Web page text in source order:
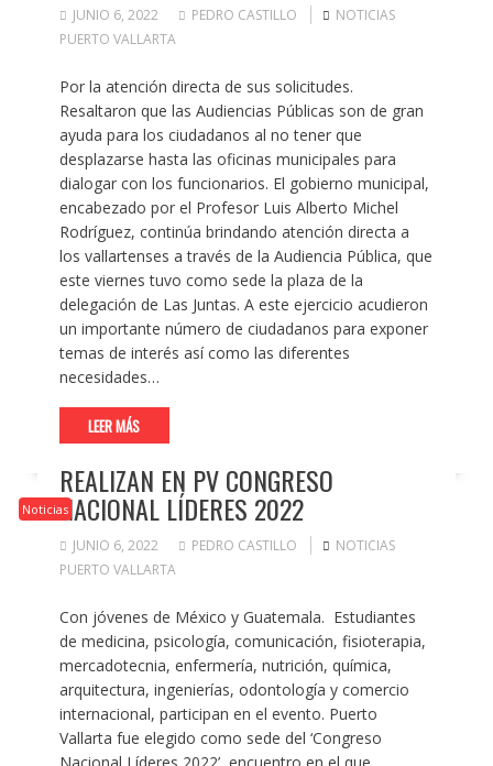
JUNIO 6, 2022 PEDRO CASTILLO
NOTICIAS
PUERTO VALLARTA
Por la atención directa de sus solicitudes.
Resaltaron que las Audiencias Públicas son de gran
ayuda para los ciudadanos al no tener que
desplazarse hasta las oficinas municipales para
dialogar con los funcionarios. El gobierno municipal,
encabezado por el Profesor Luis Alberto Michel
Rodríguez, continúa brindando atención directa a
los vallartenses a través de la Audiencia Pública, que
este viernes tuvo como sede la plaza de la
delegación de Las Juntas. A este ejercicio acudieron
un importante número de ciudadanos para exponer
temas de interés así como las diferentes
necesidades…
LEER MÁS
Noticias
REALIZAN EN PV CONGRESO
NACIONAL LÍDERES 2022
JUNIO 6, 2022 PEDRO CASTILLO
NOTICIAS
PUERTO VALLARTA
Con jóvenes de México y Guatemala. Estudiantes
de medicina, psicología, comunicación, fisioterapia,
mercadotecnia, enfermería, nutrición, química,
arquitectura, ingenierías, odontología y comercio
internacional, participan en el evento. Puerto
Vallarta fue elegido como sede del ‘Congreso